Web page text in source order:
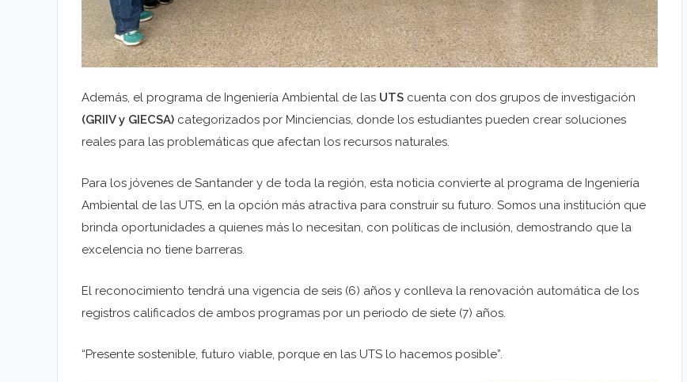
Además, el programa de Ingeniería Ambiental de las UTS cuenta con dos grupos de investigación
(GRIIV y GIECSA) categorizados por Minciencias, donde los estudiantes pueden crear soluciones
reales para las problemáticas que afectan los recursos naturales.
Para los jóvenes de Santander y de toda la región, esta noticia convierte al programa de Ingeniería
Ambiental de las UTS, en la opción más atractiva para construir su futuro. Somos una institución que
brinda oportunidades a quienes más lo necesitan, con políticas de inclusión, demostrando que la
excelencia no tiene barreras.
El reconocimiento tendrá una vigencia de seis (6) años y conlleva la renovación automática de los
registros calificados de ambos programas por un periodo de siete (7) años.
“Presente sostenible, futuro viable, porque en las UTS lo hacemos posible”.